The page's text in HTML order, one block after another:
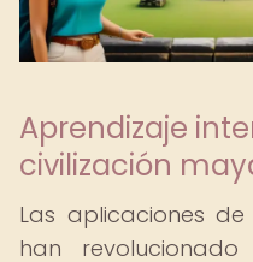
Aprendizaje
civilización
Las aplicaciones
han